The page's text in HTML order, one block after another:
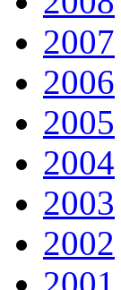
2007
2006
2005
2004
2003
2002